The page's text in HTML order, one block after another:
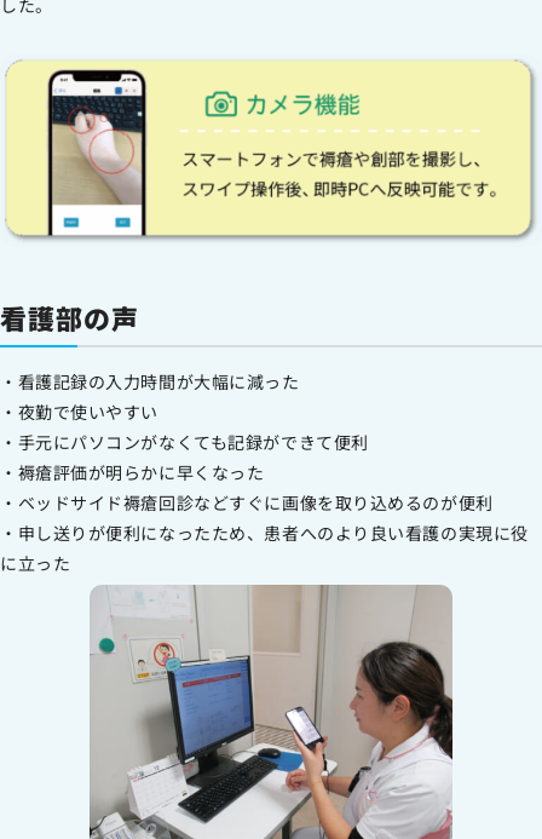
看護部の声
・看護記録の入力時間が大幅に減った
・夜勤で使いやすい
・手元にパソコンがなくても記録ができて便利
・褥瘡評価が明らかに早くなった
・ベッドサイド褥瘡回診などすぐに画像を取り込めるのが便利
・申し送りが便利になったため、患者へのより良い看護の実現に役
に立った